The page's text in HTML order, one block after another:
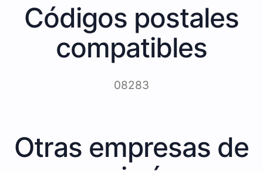
Códigos postales
compatibles
08283
Otras empresas de